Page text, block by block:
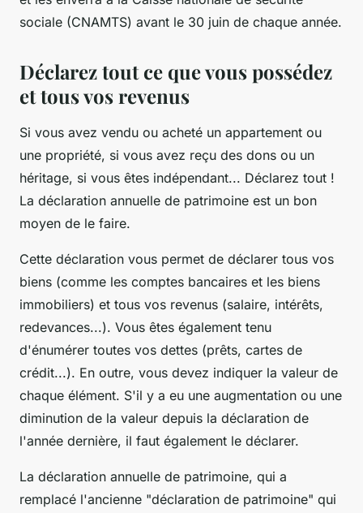
sociale (CNAMTS) avant le 30 juin de chaque année.
Déclarez tout ce que vous possédez
et tous vos revenus
Si vous avez vendu ou acheté un appartement ou
une propriété, si vous avez reçu des dons ou un
héritage, si vous êtes indépendant... Déclarez tout !
La déclaration annuelle de patrimoine est un bon
moyen de le faire.
Cette déclaration vous permet de déclarer tous vos
biens (comme les comptes bancaires et les biens
immobiliers) et tous vos revenus (salaire, intérêts,
redevances...). Vous êtes également tenu
d'énumérer toutes vos dettes (prêts, cartes de
crédit...). En outre, vous devez indiquer la valeur de
chaque élément. S'il y a eu une augmentation ou une
diminution de la valeur depuis la déclaration de
l'année dernière, il faut également le déclarer.
La déclaration annuelle de patrimoine, qui a
remplacé l'ancienne "déclaration de patrimoine" qui